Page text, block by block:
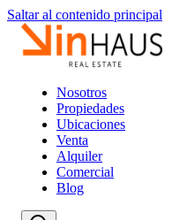
Saltar al contenido principal
Nosotros
Propiedades
Ubicaciones
Venta
Alquiler
Comercial
Blog